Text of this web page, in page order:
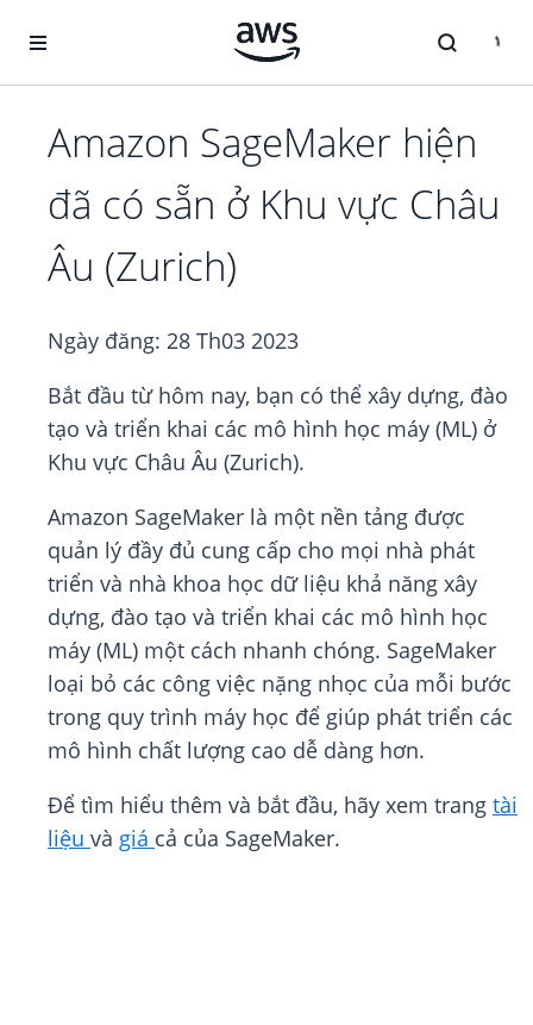
Amazon SageMaker hiện
đã có sẵn ở Khu vực Châu
Âu (Zurich)
Ngày đăng: 28 Th03 2023
Bắt đầu từ hôm nay, bạn có thể xây dựng, đào
tạo và triển khai các mô hình học máy (ML) ở
Khu vực Châu Âu (Zurich).
Amazon SageMaker là một nền tảng được
quản lý đầy đủ cung cấp cho mọi nhà phát
triển và nhà khoa học dữ liệu khả năng xây
dựng, đào tạo và triển khai các mô hình học
máy (ML) một cách nhanh chóng. SageMaker
loại bỏ các công việc nặng nhọc của mỗi bước
trong quy trình máy học để giúp phát triển các
mô hình chất lượng cao dễ dàng hơn.
Để tìm hiểu thêm và bắt đầu, hãy xem trang tài
liệu và giá cả của SageMaker.